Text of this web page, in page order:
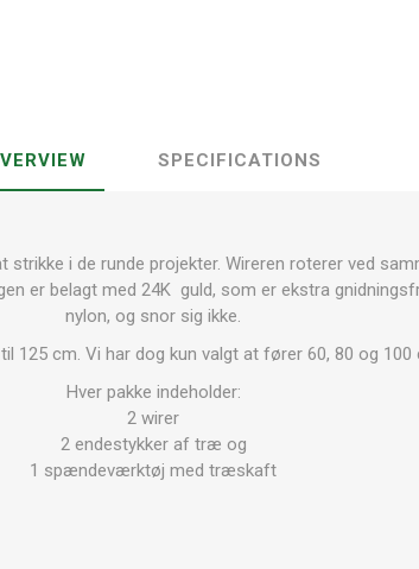
SPECIFICATIONS
strikke i de runde projekter. Wireren roterer ved
er belagt med 24K guld, som er ekstra
nylon, og snor sig ikke.
125 cm. Vi har dog kun valgt at fører 60, 80 og 100
Hver pakke indeholder:
2 wirer
2 endestykker af træ og
1 spændeværktøj med træskaft